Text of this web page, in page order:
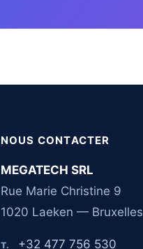
NOUS CONTACTER
MEGATECH SRL
Rue Marie Christine 9
1020 Laeken — Bruxelles
T. +32 477 756 530